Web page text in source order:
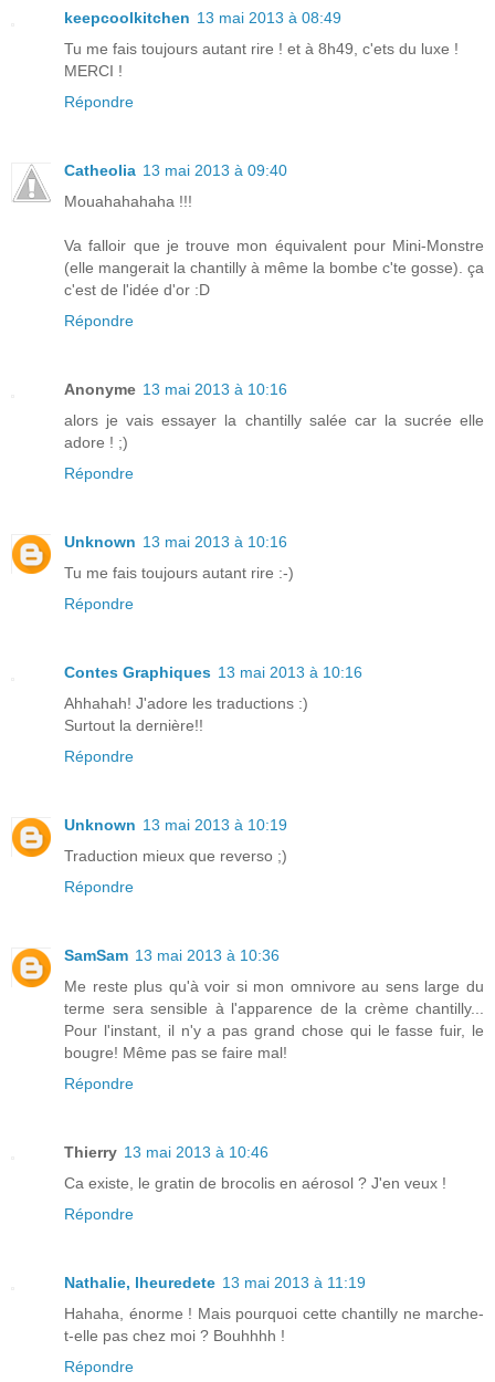
keepcoolkitchen 13 mai 2013 à 08:49
Tu me fais toujours autant rire ! et à 8h49, c'ets du luxe !
MERCI !
Répondre
Catheolia 13 mai 2013 à 09:40
Mouahahahaha !!!
Va falloir que je trouve mon équivalent pour Mini-Monstre
(elle mangerait la chantilly à même la bombe c'te gosse). ça
c'est de l'idée d'or :D
Répondre
Anonyme 13 mai 2013 à 10:16
alors je vais essayer la chantilly salée car la sucrée elle
adore ! ;)
Répondre
Unknown 13 mai 2013 à 10:16
Tu me fais toujours autant rire :-)
Répondre
Contes Graphiques 13 mai 2013 à 10:16
Ahhahah! J'adore les traductions :)
Surtout la dernière!!
Répondre
Unknown 13 mai 2013 à 10:19
Traduction mieux que reverso ;)
Répondre
SamSam 13 mai 2013 à 10:36
Me reste plus qu'à voir si mon omnivore au sens large du
terme sera sensible à l'apparence de la crème chantilly...
Pour l'instant, il n'y a pas grand chose qui le fasse fuir, le
bougre! Même pas se faire mal!
Répondre
Thierry 13 mai 2013 à 10:46
Ca existe, le gratin de brocolis en aérosol ? J'en veux !
Répondre
Nathalie, lheuredete 13 mai 2013 à 11:19
Hahaha, énorme ! Mais pourquoi cette chantilly ne marche-
t-elle pas chez moi ? Bouhhhh !
Répondre